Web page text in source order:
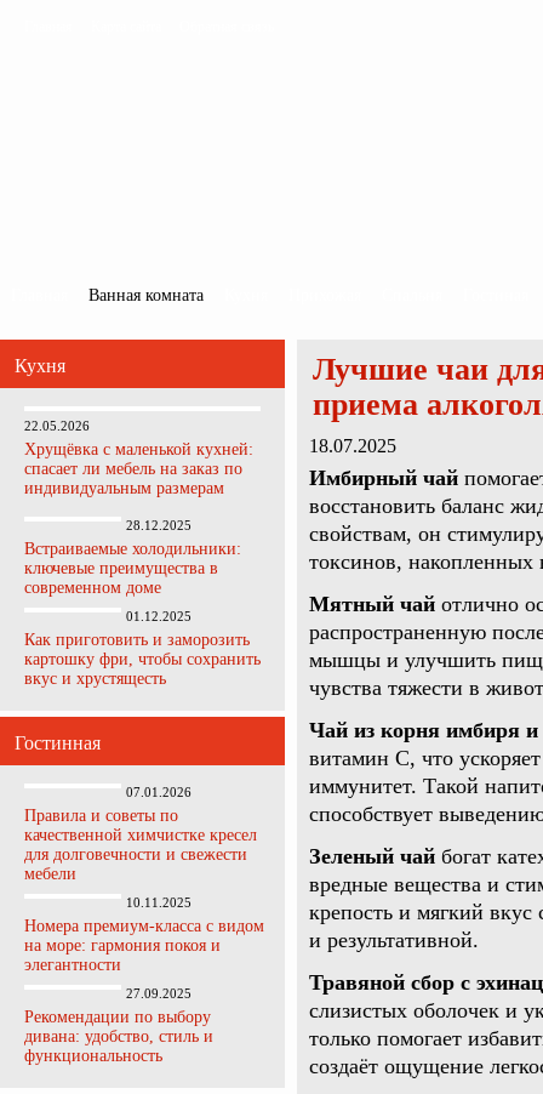
Ванная комната
Кухня
22.05.2026
Хрущёвка с маленькой кухней:
спасает ли мебель на заказ по
индивидуальным размерам
28.12.2025
Встраиваемые холодильники:
ключевые преимущества в
современном доме
01.12.2025
Как приготовить и заморозить
картошку фри, чтобы сохранить
вкус и хрустящесть
Гостинная
07.01.2026
Правила и советы по
качественной химчистке кресел
для долговечности и свежести
мебели
10.11.2025
Номера премиум-класса с видом
на море: гармония покоя и
элегантности
27.09.2025
Рекомендации по выбору
дивана: удобство, стиль и
функциональность
Лучшие чаи
приема
18.07.2025
Имбирный чай
восстановить баланс
свойствам, он
токсинов, накопленных
Мятный чай отлично
распространенную
мышцы и улучшить
чувства тяжести в
Чай из корня имбиря
витамин C, что
иммунитет. Такой
способствует
Зеленый чай богат
вредные вещества и
крепость и мягкий вкус
и результативной.
Травяной сбор с
слизистых оболочек и
только помогает
создаёт ощущение